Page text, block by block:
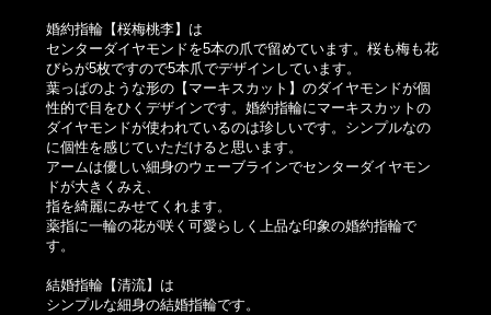
婚約指輪【桜梅桃李】は
センターダイヤモンドを5本の爪で留めています。桜も梅も花
びらが5枚ですので5本爪でデザインしています。
葉っぱのような形の【マーキスカット】のダイヤモンドが個
性的で目をひくデザインです。婚約指輪にマーキスカットの
ダイヤモンドが使われているのは珍しいです。シンプルなの
に個性を感じていただけると思います。
アームは優しい細身のウェーブラインでセンターダイヤモン
ドが大きくみえ、
指を綺麗にみせてくれます。
薬指に一輪の花が咲く可愛らしく上品な印象の婚約指輪で
す。
結婚指輪【清流】は
シンプルな細身の結婚指輪です。